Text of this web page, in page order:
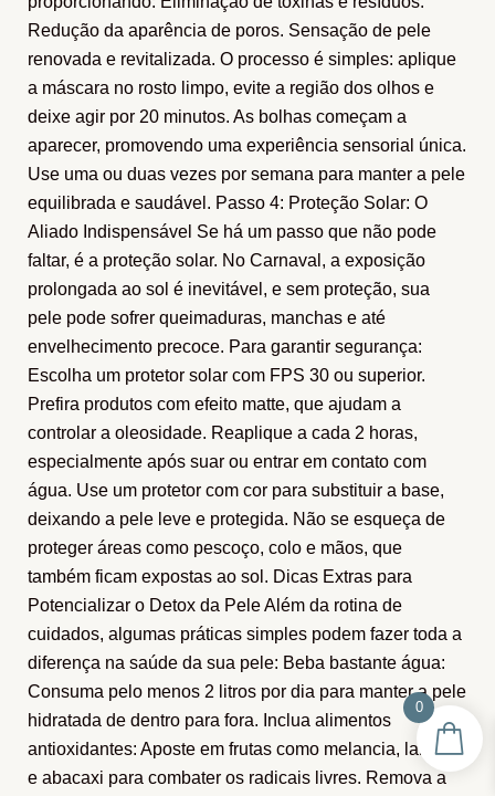
Redução da aparência de poros. Sensação de pele
renovada e revitalizada. O processo é simples: aplique
a máscara no rosto limpo, evite a região dos olhos e
deixe agir por 20 minutos. As bolhas começam a
aparecer, promovendo uma experiência sensorial única.
Use uma ou duas vezes por semana para manter a pele
equilibrada e saudável. Passo 4: Proteção Solar: O
Aliado Indispensável Se há um passo que não pode
faltar, é a proteção solar. No Carnaval, a exposição
prolongada ao sol é inevitável, e sem proteção, sua
pele pode sofrer queimaduras, manchas e até
envelhecimento precoce. Para garantir segurança:
Escolha um protetor solar com FPS 30 ou superior.
Prefira produtos com efeito matte, que ajudam a
controlar a oleosidade. Reaplique a cada 2 horas,
especialmente após suar ou entrar em contato com
água. Use um protetor com cor para substituir a base,
deixando a pele leve e protegida. Não se esqueça de
proteger áreas como pescoço, colo e mãos, que
também ficam expostas ao sol. Dicas Extras para
Potencializar o Detox da Pele Além da rotina de
cuidados, algumas práticas simples podem fazer toda a
diferença na saúde da sua pele: Beba bastante água:
Consuma pelo menos 2 litros por dia para manter a pele
hidratada de dentro para fora. Inclua alimentos
antioxidantes: Aposte em frutas como melancia, laranja
e abacaxi para combater os radicais livres. Remova a
0